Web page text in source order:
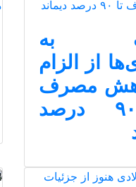
به
از الزام
مصرف
تا ۹۰ درصد